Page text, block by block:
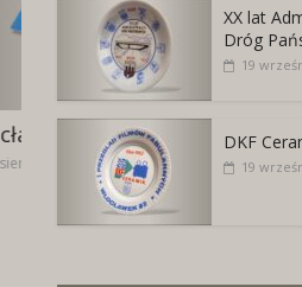
Zbiór
10 sierpnia, 2022
XX lat
Dróg
19
DKF
19